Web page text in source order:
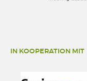
IN KOOPERATION MIT